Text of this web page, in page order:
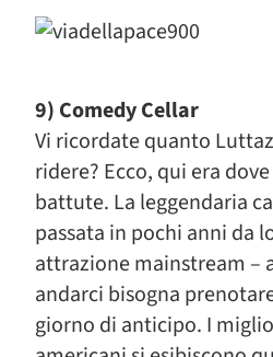
9) Comedy Cellar
Vi ricordate quanto
ridere? Ecco, qui era
battute. La leggendaria
passata in pochi anni da
attrazione mainstream –
andarci bisogna
giorno di anticipo. I